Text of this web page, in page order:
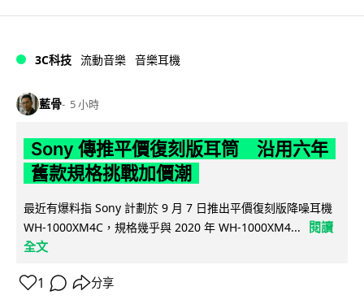
3C科技 流動音樂 音樂耳機
藍骨 5 小時
Sony 傳推平價復刻版耳筒 沿用六年
舊款規格挑戰加價潮
最近有爆料指 Sony 計劃於 9 月 7 日推出平價復刻版降噪耳機
WH-1000XM4C，規格幾乎與 2020 年 WH-1000XM4...
閱讀
全文
1 分享